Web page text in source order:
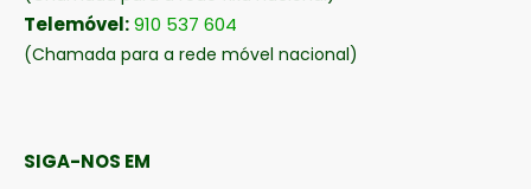
Telemóvel:910 537 604
(Chamada para a rede móvel nacional)
SIGA-NOS EM